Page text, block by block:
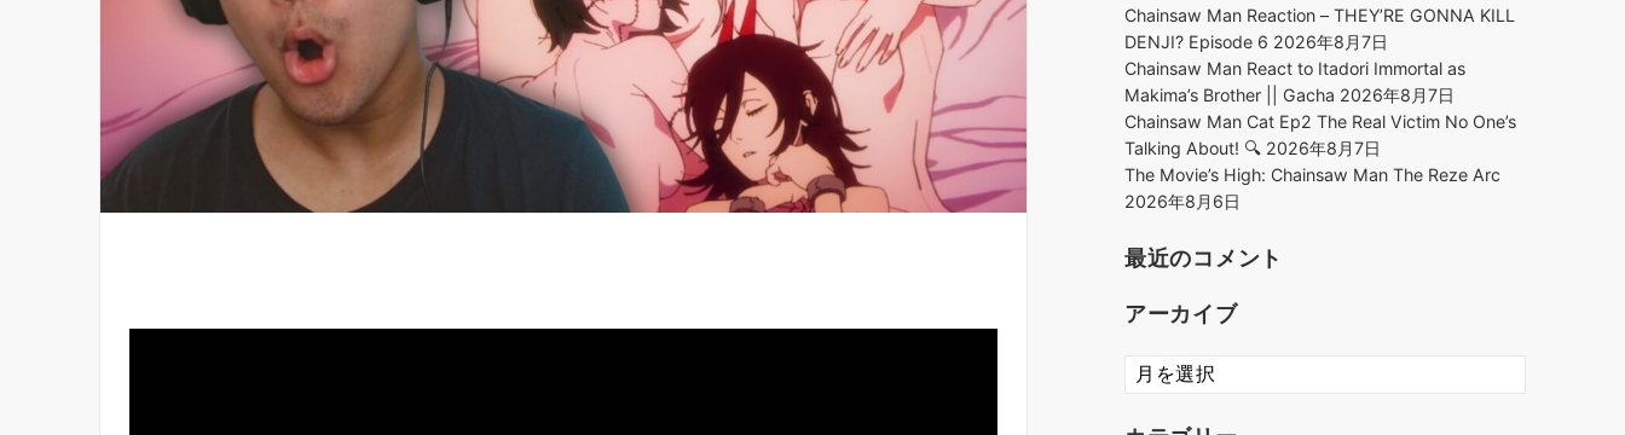
Chainsaw Man Reaction – THEY’RE GONNA KILL
DENJI? Episode 6 2026年8月7日
Chainsaw Man React to Itadori Immortal as
Makima’s Brother || Gacha 2026年8月7日
Chainsaw Man Cat Ep2 The Real Victim No One’s
Talking About! 🔍 2026年8月7日
The Movie’s High: Chainsaw Man The Reze Arc
2026年8月6日
最近のコメント
アーカイブ
ア
ー